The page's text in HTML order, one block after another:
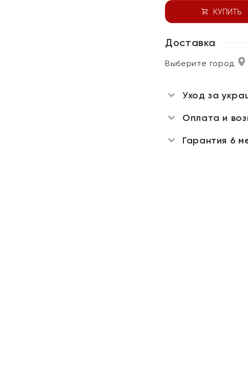
КУПИТЬ
Доставка
Выберите город
Уход за
Оплата и
Гарантия 6